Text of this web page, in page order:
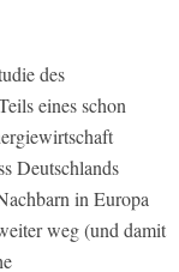
des
eines schon
Deutschlands
in Europa
weg (und damit